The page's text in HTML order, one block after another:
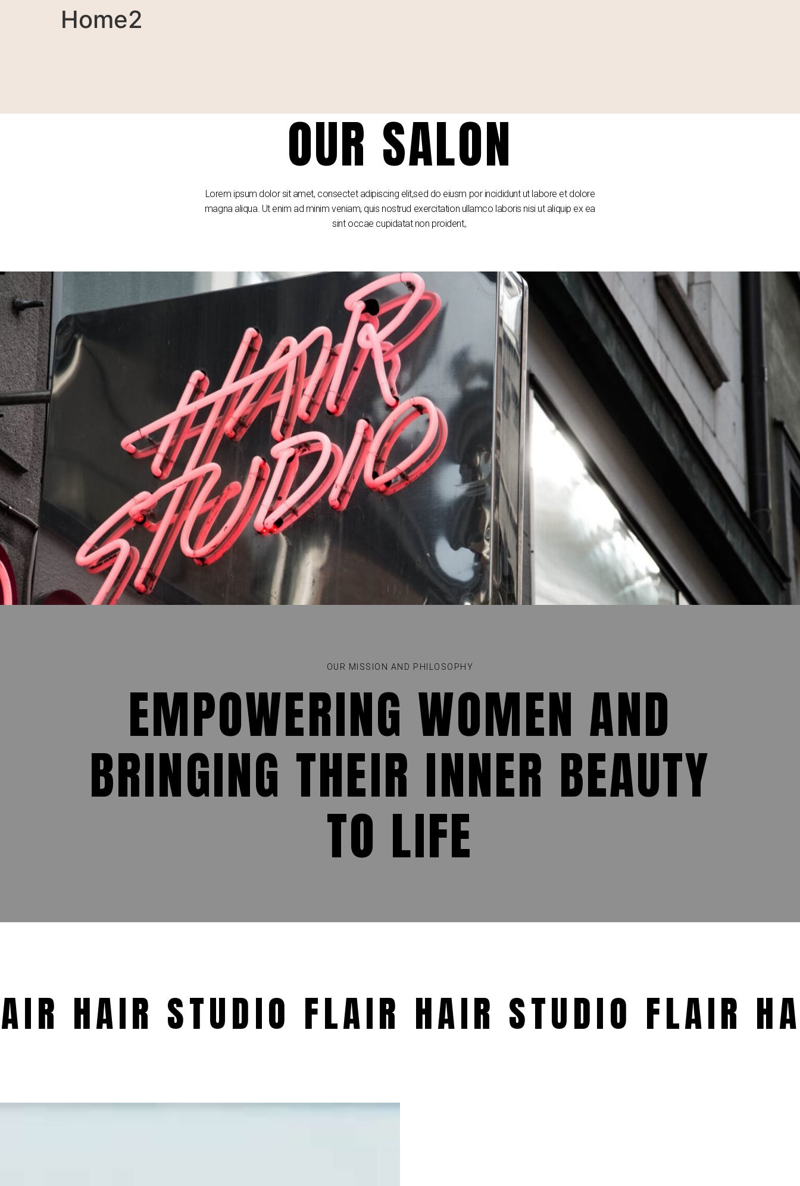
Home2
OUR SALON
Lorem ipsum dolor sit amet, consectet adipiscing elit,sed do eiusm por incididunt ut labore et dolore
magna aliqua. Ut enim ad minim veniam, quis nostrud exercitation ullamco laboris nisi ut aliquip ex ea
sint occae cupidatat non proident,.
OUR MISSION AND PHILOSOPHY
EMPOWERING WOMEN AND
BRINGING THEIR INNER BEAUTY
TO LIFE
HAIR STUDIO FLAIR HAIR STUDIO FLAIR